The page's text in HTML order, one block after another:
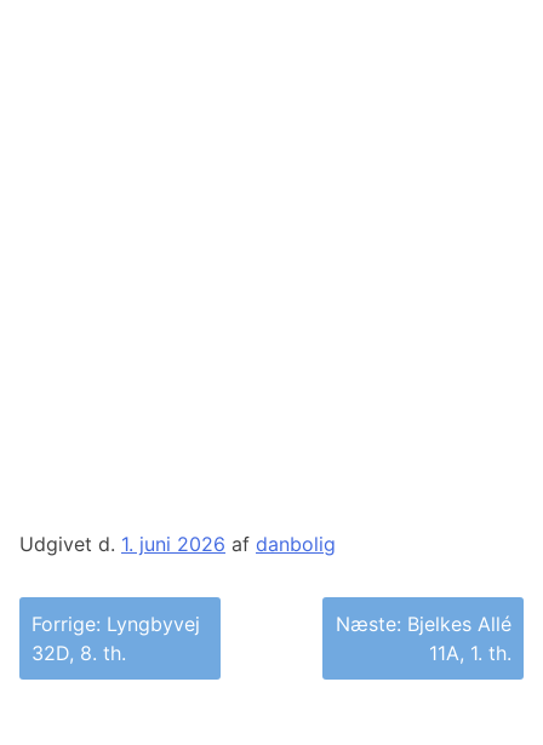
Udgivet d. 1. juni 2026 af danbolig
Indlægsnavigation
Forrige: Lyngbyvej
32D, 8. th.
Næste: Bjelkes Allé
11A, 1. th.